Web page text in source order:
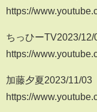
https://
ちっひーTV2023/12/
https://
加藤夕夏2023/11/03
https://